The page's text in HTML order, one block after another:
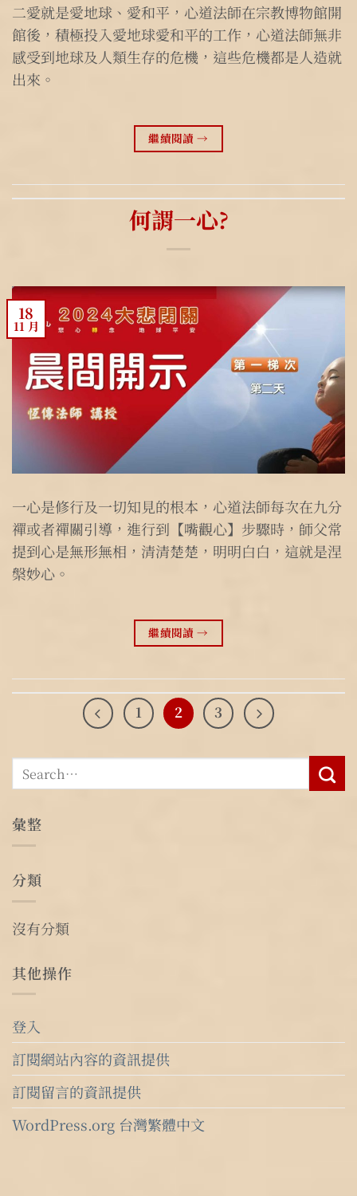
二愛就是愛地球、愛和平，心道法師在宗教博物館開
館後，積極投入愛地球愛和平的工作，心道法師無非
感受到地球及人類生存的危機，這些危機都是人造就
出來。
繼續閱讀→
何謂一心?
18
11 月
一心是修行及一切知見的根本，心道法師每次在九分
禪或者禪關引導，進行到【嘴觀心】步驟時，師父常
提到心是無形無相，清清楚楚，明明白白，這就是涅
槃妙心。
繼續閱讀→
1 2 3
彙整
分類
沒有分類
其他操作
登入
訂閱網站內容的資訊提供
訂閱留言的資訊提供
WordPress.org 台灣繁體中文